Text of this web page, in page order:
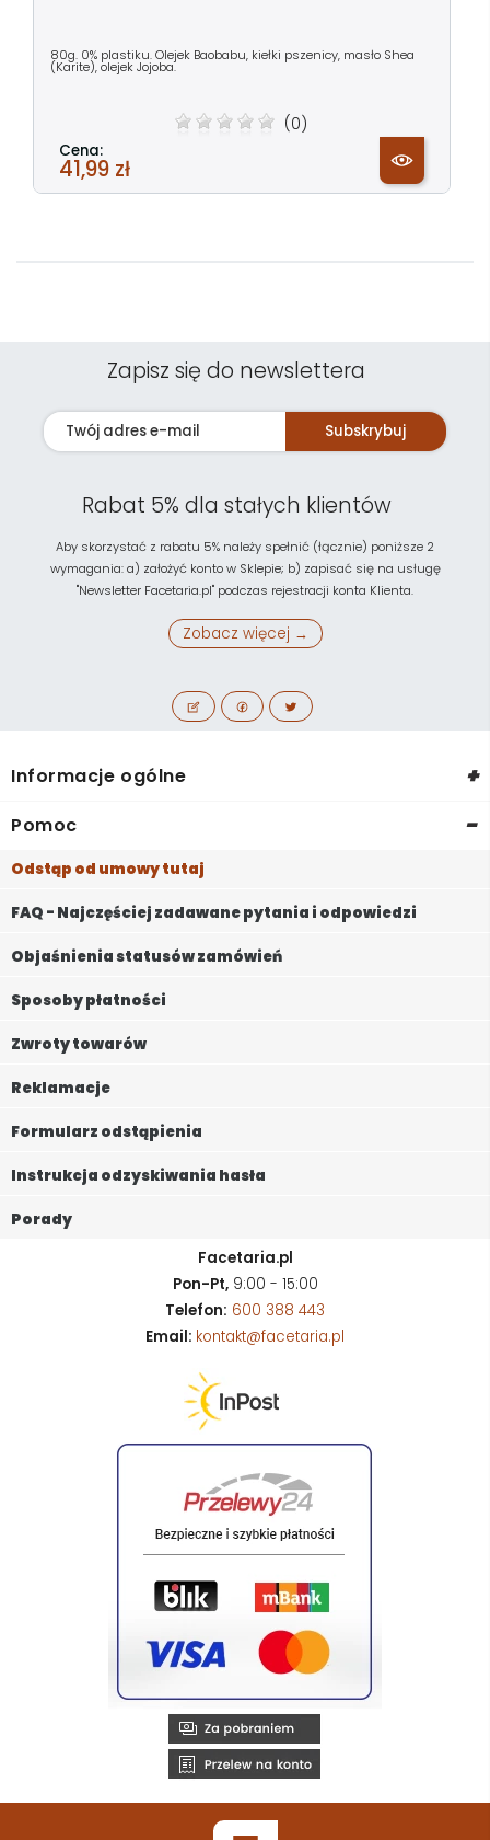
80g. 0% plastiku. Olejek Baobabu, kiełki pszenicy, masło Shea
(Karite), olejek Jojoba.
(0)
Cena:
41,99 zł
Zapisz się do newslettera
Subskrybuj
Rabat 5% dla stałych klientów
Aby skorzystać z rabatu 5% należy spełnić (łącznie) poniższe 2
wymagania: a) założyć konto w Sklepie; b) zapisać się na usługę
"Newsletter Facetaria.pl" podczas rejestracji konta Klienta.
Zobacz więcej →
Informacje ogólne +
Pomoc -
Odstąp od umowy tutaj
FAQ - Najczęściej zadawane pytania i odpowiedzi
Objaśnienia statusów zamówień
Sposoby płatności
Zwroty towarów
Reklamacje
Formularz odstąpienia
Instrukcja odzyskiwania hasła
Porady
Facetaria.pl
Pon-Pt,9:00 - 15:00
Telefon: 600 388 443
Email: kontakt@facetaria.pl